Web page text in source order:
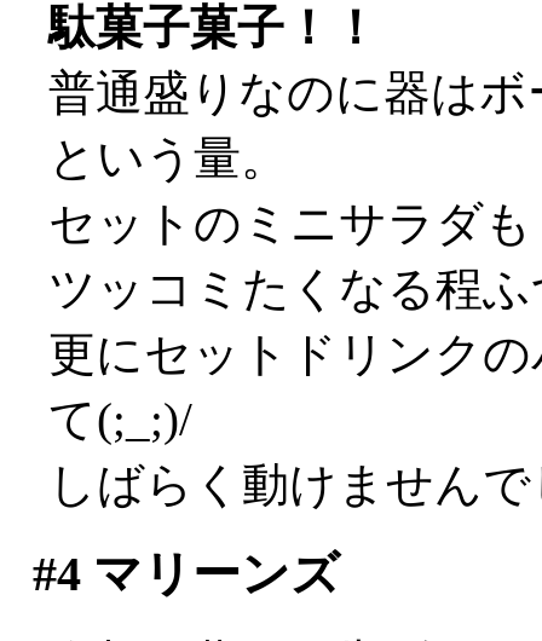
駄菓子菓子！！
普通盛りなのに器は
という量。
セットのミニサラダ
ツッコミたくなる程
更にセットドリンク
て(;_;)/
しばらく動けません
#4マリーンズ